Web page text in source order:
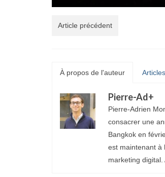
Article précédent
À propos de l'auteur
Pierre-Ad+
Pierre-Adrien
consacrer une
Bangkok en
est maintenant à
marketing